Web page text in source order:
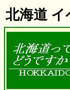
北海道